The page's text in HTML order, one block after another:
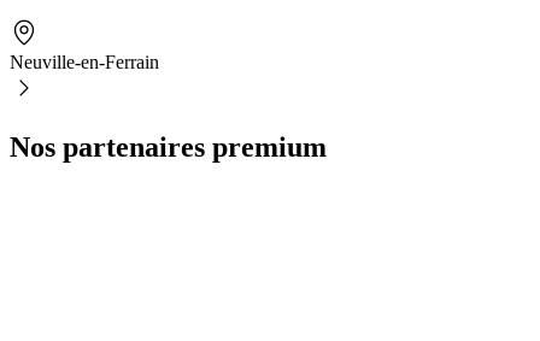
Neuville-en-Ferrain
Nos partenaires premium